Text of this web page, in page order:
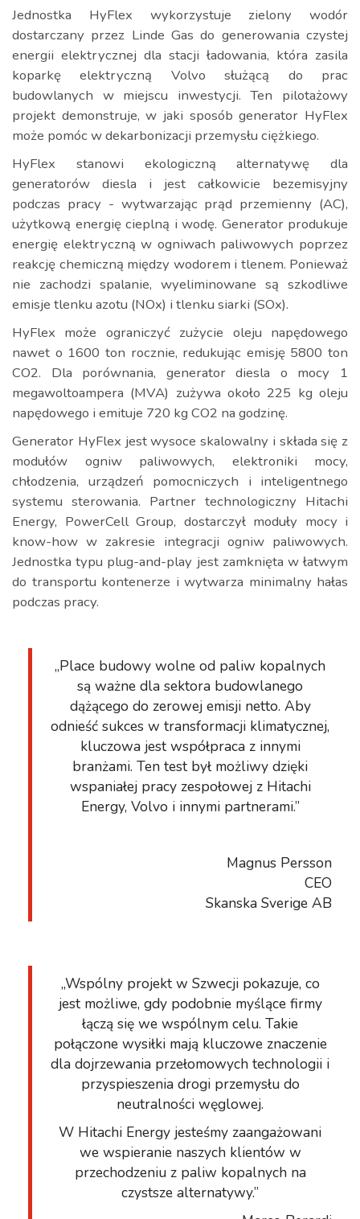
Jednostka HyFlex wykorzystuje zielony wodór
dostarczany przez Linde Gas do generowania czystej
energii elektrycznej dla stacji ładowania, która zasila
koparkę elektryczną Volvo służącą do prac
budowlanych w miejscu inwestycji. Ten pilotażowy
projekt demonstruje, w jaki sposób generator HyFlex
może pomóc w dekarbonizacji przemysłu ciężkiego.
HyFlex stanowi ekologiczną alternatywę dla
generatorów diesla i jest całkowicie bezemisyjny
podczas pracy - wytwarzając prąd przemienny (AC),
użytkową energię cieplną i wodę. Generator produkuje
energię elektryczną w ogniwach paliwowych poprzez
reakcję chemiczną między wodorem i tlenem. Ponieważ
nie zachodzi spalanie, wyeliminowane są szkodliwe
emisje tlenku azotu (NOx) i tlenku siarki (SOx).
HyFlex może ograniczyć zużycie oleju napędowego
nawet o 1600 ton rocznie, redukując emisję 5800 ton
CO2. Dla porównania, generator diesla o mocy 1
megawoltoampera (MVA) zużywa około 225 kg oleju
napędowego i emituje 720 kg CO2 na godzinę.
Generator HyFlex jest wysoce skalowalny i składa się z
modułów ogniw paliwowych, elektroniki mocy,
chłodzenia, urządzeń pomocniczych i inteligentnego
systemu sterowania. Partner technologiczny Hitachi
Energy, PowerCell Group, dostarczył moduły mocy i
know-how w zakresie integracji ogniw paliwowych.
Jednostka typu plug-and-play jest zamknięta w łatwym
do transportu kontenerze i wytwarza minimalny hałas
podczas pracy.
„Place budowy wolne od paliw kopalnych
są ważne dla sektora budowlanego
dążącego do zerowej emisji netto. Aby
odnieść sukces w transformacji klimatycznej,
kluczowa jest współpraca z innymi
branżami. Ten test był możliwy dzięki
wspaniałej pracy zespołowej z Hitachi
Energy, Volvo i innymi partnerami.”
Magnus Persson
CEO
Skanska Sverige AB
„Wspólny projekt w Szwecji pokazuje, co
jest możliwe, gdy podobnie myślące firmy
łączą się we wspólnym celu. Takie
połączone wysiłki mają kluczowe znaczenie
dla dojrzewania przełomowych technologii i
przyspieszenia drogi przemysłu do
neutralności węglowej.
W Hitachi Energy jesteśmy zaangażowani
we wspieranie naszych klientów w
przechodzeniu z paliw kopalnych na
czystsze alternatywy.”